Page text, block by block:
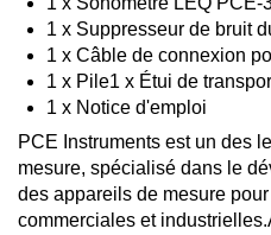
1 x Suppresseur de bruit
1 x Câble de connexion
1 x Pile1 x Étui de
1 x Notice d'emploi
PCE Instruments est un des
mesure, spécialisé dans le
des appareils de mesure
commerciales et